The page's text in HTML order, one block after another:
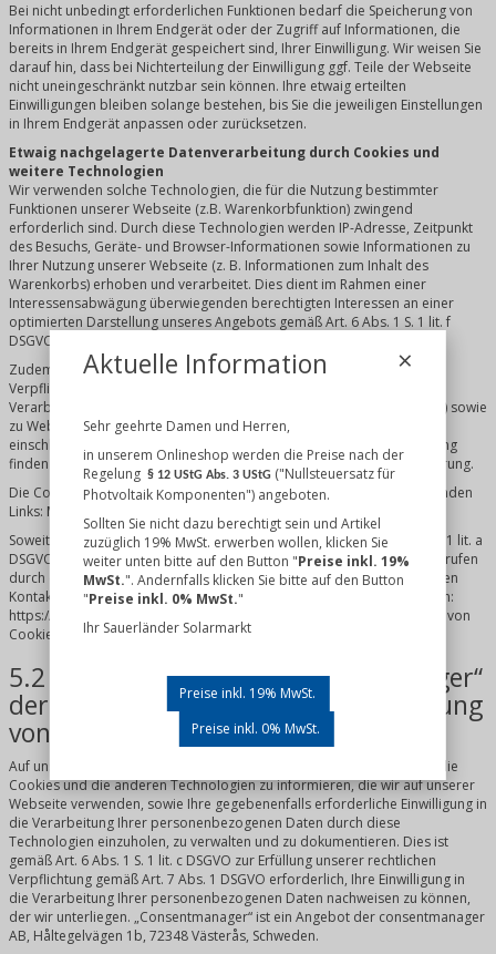
Bei nicht unbedingt erforderlichen Funktionen bedarf die Speicherung von
Informationen in Ihrem Endgerät oder der Zugriff auf Informationen, die
bereits in Ihrem Endgerät gespeichert sind, Ihrer Einwilligung. Wir weisen Sie
darauf hin, dass bei Nichterteilung der Einwilligung ggf. Teile der Webseite
nicht uneingeschränkt nutzbar sein können. Ihre etwaig erteilten
Einwilligungen bleiben solange bestehen, bis Sie die jeweiligen Einstellungen
in Ihrem Endgerät anpassen oder zurücksetzen.
Etwaig nachgelagerte Datenverarbeitung durch Cookies und
weitere Technologien
Wir verwenden solche Technologien, die für die Nutzung bestimmter
Funktionen unserer Webseite (z.B. Warenkorbfunktion) zwingend
erforderlich sind. Durch diese Technologien werden IP-Adresse, Zeitpunkt
des Besuchs, Geräte- und Browser-Informationen sowie Informationen zu
Ihrer Nutzung unserer Webseite (z. B. Informationen zum Inhalt des
Warenkorbs) erhoben und verarbeitet. Dies dient im Rahmen einer
Interessensabwägung überwiegenden berechtigten Interessen an einer
optimierten Darstellung unseres Angebots gemäß Art. 6 Abs. 1 S. 1 lit. f
DSGVO.
Zudem verwenden wir Technologien zur Erfüllung der rechtlichen
Verpflichtungen, denen wir unterliegen (z.B. um Einwilligungen in die
Verarbeitung Ihrer personenbezogenen Daten nachweisen zu können) sowie
zu Webanalyse und Online-Marketing. Weitere Informationen hierzu
einschließlich der jeweiligen Rechtsgrundlage für die Datenverarbeitung
finden Sie in den nachfolgenden Abschnitten dieser Datenschutzerklärung.
Die Cookie-Einstellungen für Ihren Browser finden Sie unter den folgenden
Links: Microsoft Edge™
Soweit Sie in die Verwendung der Technologien gemäß Art. 6 Abs. 1 S. 1 lit. a
DSGVO eingewilligt haben, können Sie Ihre Einwilligung jederzeit widerrufen
durch eine Nachricht an die in der Datenschutzerklärung beschriebenen
Kontaktmöglichkeit. Alternativ können Sie auch folgenden Link aufrufen:
https://sauerlaender-solarmarkt.de/startseite/. Bei der Nichtannahme von
Cookies kann die Funktionalität unserer Webseite eingeschränkt sein.
5.2 Einsatz des Tools „Consentmanager“
der consentmanager AB zur Verwaltung
von Einwilligungen
Auf unserer Webseite setzen wir „Consentmanager“ ein, um Sie über die
Cookies und die anderen Technologien zu informieren, die wir auf unserer
Webseite verwenden, sowie Ihre gegebenenfalls erforderliche Einwilligung in
die Verarbeitung Ihrer personenbezogenen Daten durch diese
Technologien einzuholen, zu verwalten und zu dokumentieren. Dies ist
gemäß Art. 6 Abs. 1 S. 1 lit. c DSGVO zur Erfüllung unserer rechtlichen
Verpflichtung gemäß Art. 7 Abs. 1 DSGVO erforderlich, Ihre Einwilligung in
die Verarbeitung Ihrer personenbezogenen Daten nachweisen zu können,
der wir unterliegen. „Consentmanager“ ist ein Angebot der consentmanager
AB, Håltegelvägen 1b, 72348 Västerås, Schweden.
Aktuelle Information
Sehr geehrte Damen und Herren,
in unserem Onlineshop werden die Preise nach der
Regelung § 12 UStG Abs. 3 UStG("Nullsteuersatz für
Photvoltaik Komponenten") angeboten.
Sollten Sie nicht dazu berechtigt sein und Artikel
zuzüglich 19% MwSt. erwerben wollen, klicken Sie
weiter unten bitte auf den Button "Preise inkl. 19%
MwSt.". Andernfalls klicken Sie bitte auf den Button
"Preise inkl. 0% MwSt."
Ihr Sauerländer Solarmarkt
Preise inkl. 19% MwSt.
Preise inkl. 0% MwSt.
×